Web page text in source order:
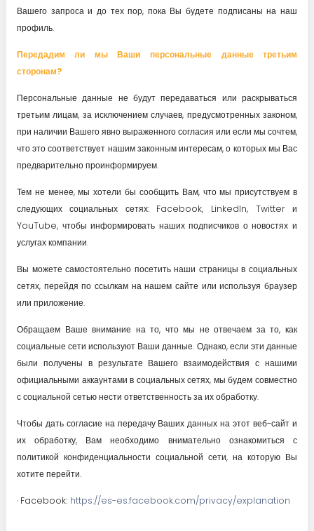
Вашего запроса и до тех пор, пока Вы будете подписаны на наш
профиль.
Передадим ли мы Ваши персональные данные третьим
сторонам?
Персональные данные не будут передаваться или раскрываться
третьим лицам, за исключением случаев, предусмотренных законом,
при наличии Вашего явно выраженного согласия или если мы сочтем,
что это соответствует нашим законным интересам, о которых мы Вас
предварительно проинформируем.
Тем не менее, мы хотели бы сообщить Вам, что мы присутствуем в
следующих социальных сетях: Facebook, LinkedIn, Twitter и
YouTube, чтобы информировать наших подписчиков о новостях и
услугах компании.
Вы можете самостоятельно посетить наши страницы в социальных
сетях, перейдя по ссылкам на нашем сайте или используя браузер
или приложение.
Обращаем Ваше внимание на то, что мы не отвечаем за то, как
социальные сети используют Ваши данные. Однако, если эти данные
были получены в результате Вашего взаимодействия с нашими
официальными аккаунтами в социальных сетях, мы будем совместно
с социальной сетью нести ответственность за их обработку.
Чтобы дать согласие на передачу Ваших данных на этот веб-сайт и
их обработку, Вам необходимо внимательно ознакомиться с
политикой конфиденциальности социальной сети, на которую Вы
хотите перейти.
· Facebook: https://es-es.facebook.com/privacy/explanation